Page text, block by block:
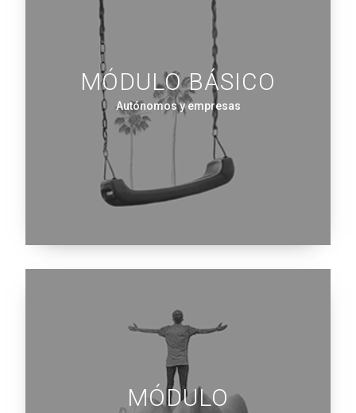
MÓDULO BÁSICO
Autónomos y empresas
MÓDULO